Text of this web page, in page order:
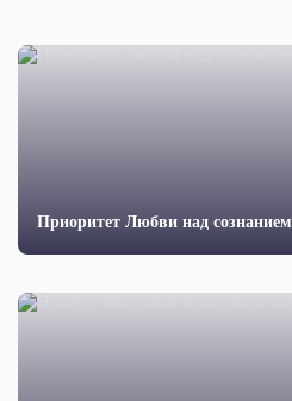
Приоритет Любви над сознанием